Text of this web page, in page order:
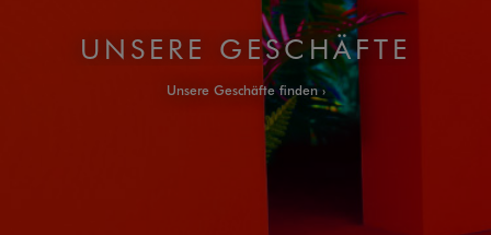
UNSERE GESCHÄFTE
Unsere Geschäfte finden